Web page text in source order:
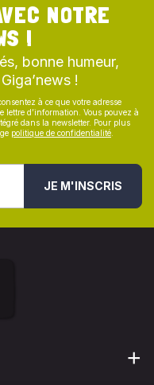
NOTRE
!
bonne humeur,
!
à ce que votre adresse
lettre d’information. Vous pouvez à
dans la newsletter. Pour plus
politique de confidentialité
JE M'INSCRIS